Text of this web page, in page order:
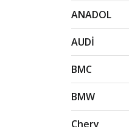
ANADOL
AUDİ
BMC
BMW
Chery